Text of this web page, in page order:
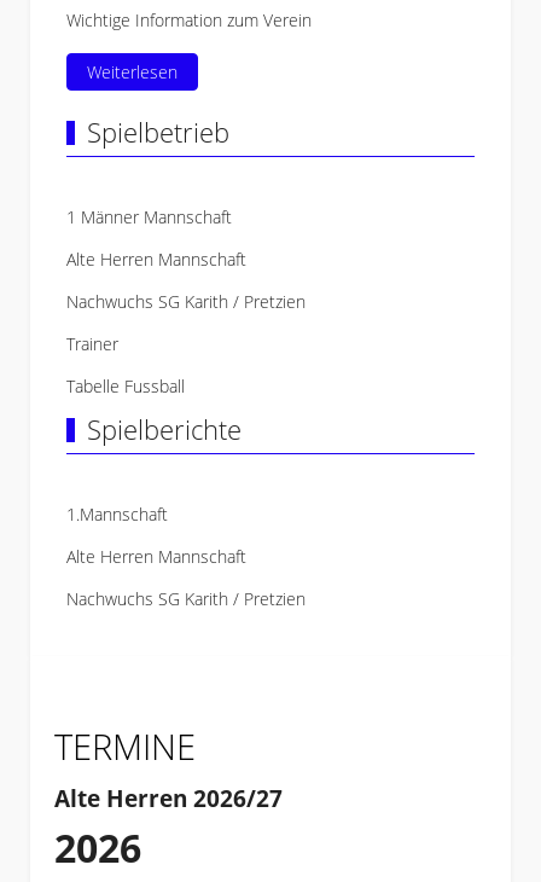
Wichtige Information zum Verein
Weiterlesen
Spielbetrieb
1 Männer Mannschaft
Alte Herren Mannschaft
Nachwuchs SG Karith / Pretzien
Trainer
Tabelle Fussball
Spielberichte
1.Mannschaft
Alte Herren Mannschaft
Nachwuchs SG Karith / Pretzien
TERMINE
Alte Herren 2026/27
2026